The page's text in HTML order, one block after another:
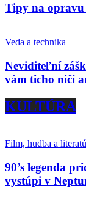
Tipy na opravu
Veda a technika
Neviditeľní
vám ticho ničí
KULTÚRA
Film, hudba a
90’s legenda
vystúpi v